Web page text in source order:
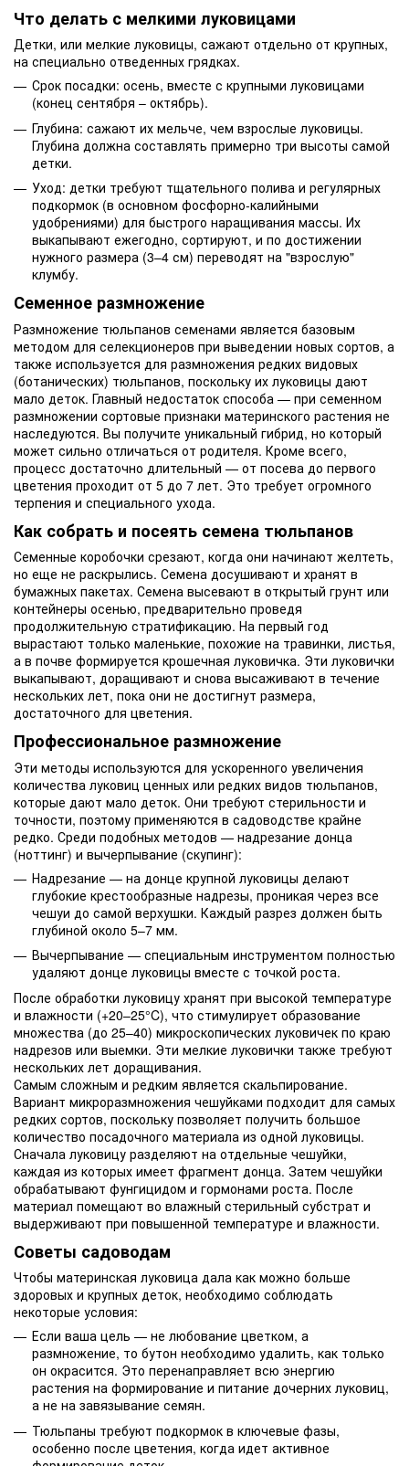
Что делать с мелкими луковицами
Детки, или мелкие луковицы, сажают отдельно от крупных,
на специально отведенных грядках.
Срок посадки: осень, вместе с крупными луковицами
(конец сентября – октябрь).
Глубина: сажают их мельче, чем взрослые луковицы.
Глубина должна составлять примерно три высоты самой
детки.
Уход: детки требуют тщательного полива и регулярных
подкормок (в основном фосфорно-калийными
удобрениями) для быстрого наращивания массы. Их
выкапывают ежегодно, сортируют, и по достижении
нужного размера (3–4 см) переводят на "взрослую"
клумбу.
Семенное размножение
Размножение тюльпанов семенами является базовым
методом для селекционеров при выведении новых сортов, а
также используется для размножения редких видовых
(ботанических) тюльпанов, поскольку их луковицы дают
мало деток. Главный недостаток способа — при семенном
размножении сортовые признаки материнского растения не
наследуются. Вы получите уникальный гибрид, но который
может сильно отличаться от родителя. Кроме всего,
процесс достаточно длительный — от посева до первого
цветения проходит от 5 до 7 лет. Это требует огромного
терпения и специального ухода.
Как собрать и посеять семена тюльпанов
Семенные коробочки срезают, когда они начинают желтеть,
но еще не раскрылись. Семена досушивают и хранят в
бумажных пакетах. Семена высевают в открытый грунт или
контейнеры осенью, предварительно проведя
продолжительную стратификацию. На первый год
вырастают только маленькие, похожие на травинки, листья,
а в почве формируется крошечная луковичка. Эти луковички
выкапывают, доращивают и снова высаживают в течение
нескольких лет, пока они не достигнут размера,
достаточного для цветения.
Профессиональное размножение
Эти методы используются для ускоренного увеличения
количества луковиц ценных или редких видов тюльпанов,
которые дают мало деток. Они требуют стерильности и
точности, поэтому применяются в садоводстве крайне
редко. Среди подобных методов — надрезание донца
(ноттинг) и вычерпывание (скупинг):
Надрезание — на донце крупной луковицы делают
глубокие крестообразные надрезы, проникая через все
чешуи до самой верхушки. Каждый разрез должен быть
глубиной около 5–7 мм.
Вычерпывание — специальным инструментом полностью
удаляют донце луковицы вместе с точкой роста.
После обработки луковицу хранят при высокой температуре
и влажности (+20–25°C), что стимулирует образование
множества (до 25–40) микроскопических луковичек по краю
надрезов или выемки. Эти мелкие луковички также требуют
нескольких лет доращивания.
Самым сложным и редким является скальпирование.
Вариант микроразмножения чешуйками подходит для самых
редких сортов, поскольку позволяет получить большое
количество посадочного материала из одной луковицы.
Сначала луковицу разделяют на отдельные чешуйки,
каждая из которых имеет фрагмент донца. Затем чешуйки
обрабатывают фунгицидом и гормонами роста. После
материал помещают во влажный стерильный субстрат и
выдерживают при повышенной температуре и влажности.
Советы садоводам
Чтобы материнская луковица дала как можно больше
здоровых и крупных деток, необходимо соблюдать
некоторые условия:
Если ваша цель — не любование цветком, а
размножение, то бутон необходимо удалить, как только
он окрасится. Это перенаправляет всю энергию
растения на формирование и питание дочерних луковиц,
а не на завязывание семян.
Тюльпаны требуют подкормок в ключевые фазы,
особенно после цветения, когда идет активное